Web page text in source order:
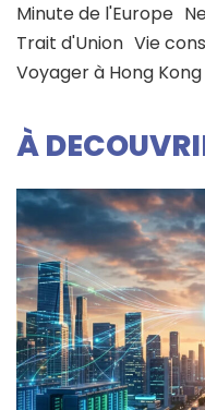
Minute de l'Europe
Trait d'Union Vie
Voyager à Hong
À